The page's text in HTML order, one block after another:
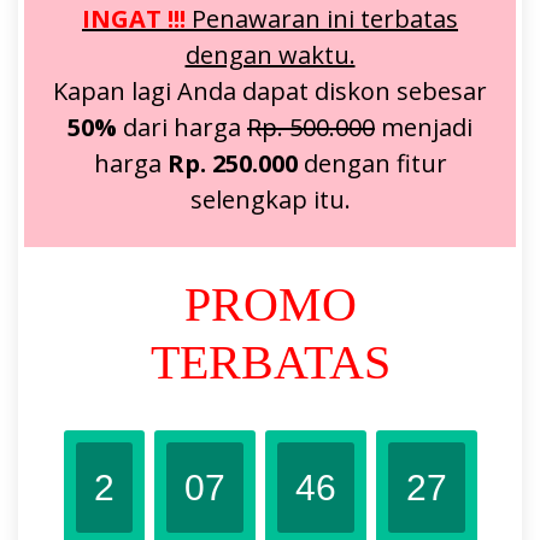
INGAT !!! Penawaran ini terbatas
dengan waktu.
Kapan lagi Anda dapat diskon sebesar
50% dari harga Rp. 500.000 menjadi
harga Rp. 250.000dengan fitur
selengkap itu.
PROMO
TERBATAS
2 07 46 26